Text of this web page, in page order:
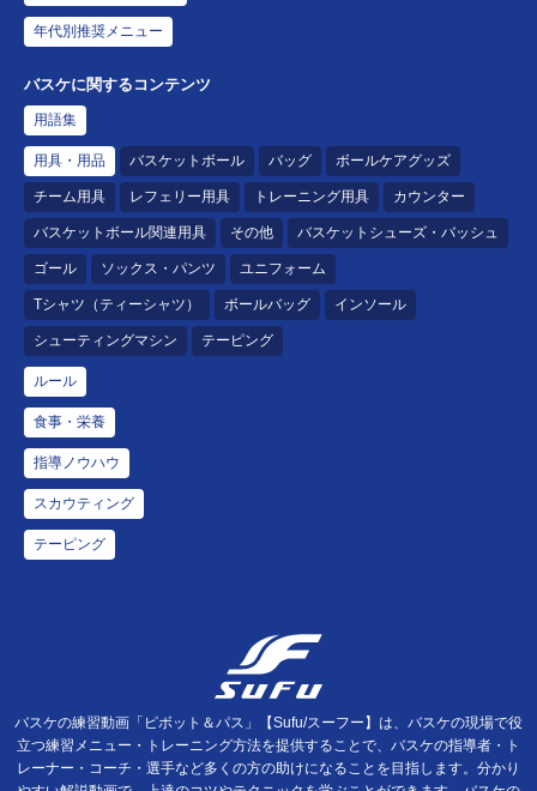
年代別推奨メニュー
バスケに関するコンテンツ
用語集
用具・用品 バスケットボール バッグ ボールケアグッズ
チーム用具 レフェリー用具 トレーニング用具 カウンター
バスケットボール関連用具 その他 バスケットシューズ・バッシュ
ゴール ソックス・パンツ ユニフォーム
Tシャツ（ティーシャツ） ボールバッグ インソール
シューティングマシン テーピング
ルール
食事・栄養
指導ノウハウ
スカウティング
テーピング
バスケの練習動画「ピボット＆パス」【Sufu/スーフー】は、バスケの現場で役
立つ練習メニュー・トレーニング方法を提供することで、バスケの指導者・ト
レーナー・コーチ・選手など多くの方の助けになることを目指します。分かり